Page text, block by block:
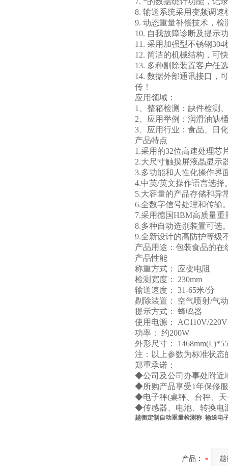
8. 输送系统采用变频调
9. 动态重量补偿技术，检
10. 自我故障诊断及提示
11. 采用加强型不锈钢
12. 简洁的机械结构，可
13. 多种剔除装置客户任
14. 数据外部通讯接口，
传！
应用领域：
1、整箱检测：缺件检测
2、应用举例：润滑油缺
3、应用行业：食品、日
产品特点
1.采用的32位高速处理芯
2.大尺寸触摸屏液晶显示
3.多功能和人性化操作界
4.中英/英文操作语言选择
5.大容量的产品存储和异
6.全数字信号处理和传输
7.采用德国HBM高质量重
8.多种自动选别装置可选
9.全新设计的高防护等级
产品用途：包装食品的
产品性能
称重方式： 应变电阻
检测宽度： 230mm
输送速度： 31-65米/分
剔除装置： 空气喷射/气
提示方式： 蜂鸣器
使用电源： AC110V/
功率： 约200W
外形尺寸：
注：以上参数为标准状态
郑重承诺：
◆公司及公司办事处附近
◆所购产品享受1年保修
◆电子秤(桌秤、台秤、
◆传感器、电池、转换电
越衡定制自动重量检测称 输送电
产品：